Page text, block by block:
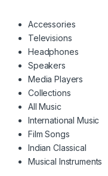
Accessories
Televisions
Headphones
Speakers
Media Players
Collections
All Music
International Music
Film Songs
Indian Classical
Musical Instruments